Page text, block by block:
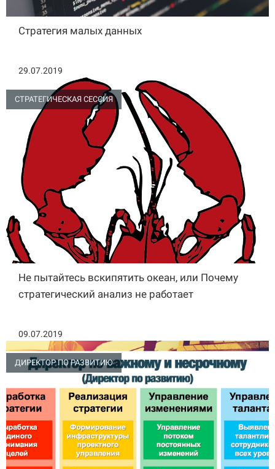
Стратегия малых данных
29.07.2019
СТРАТЕГИЧЕСКАЯ СЕССИЯ
Не пытайтесь вскипятить океан, или Почему
стратегический анализ не работает
09.07.2019
ДИРЕКТОР ПО РАЗВИТИЮ